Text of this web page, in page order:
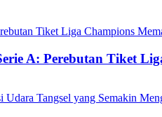
Tiket Liga Champions
A: Perebutan Tiket
Tangsel yang Semakin